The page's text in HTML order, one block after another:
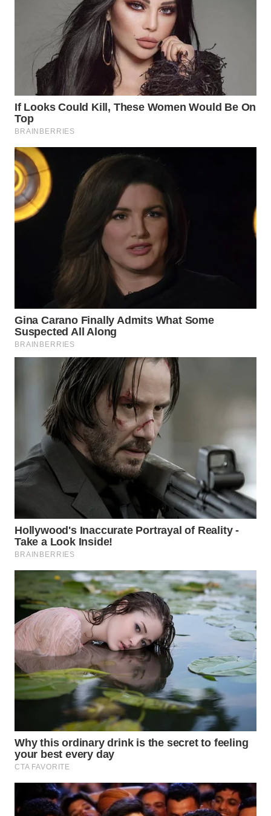
TENGAH
WN DELI
SERDANG
WN
TEBING
TINGGI
WN
PAKPAK
WN
KARAWANG
BOGOR
WN
TAPANULI
UTARA
WN
SAMOSIR
WN
SUMEDANG
WN
CIANJUR
WN
KEPULAUAN
SERIBU
WN
WN
BINJAI
WN
CIREBON